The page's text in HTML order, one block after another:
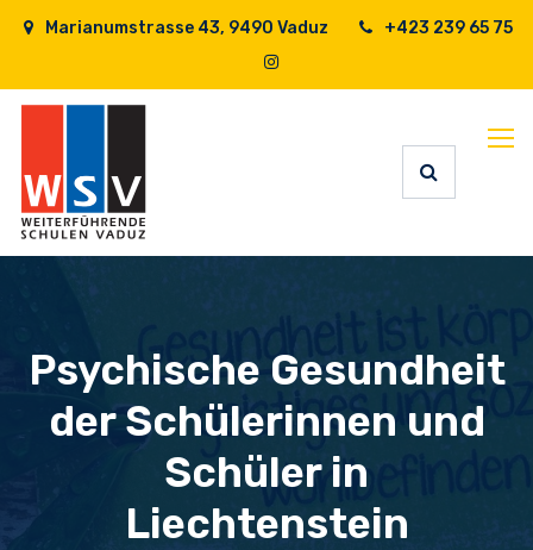
Marianumstrasse 43, 9490 Vaduz +423 239 65 75
Psychische Gesundheit
der Schülerinnen und
Schüler in
Liechtenstein